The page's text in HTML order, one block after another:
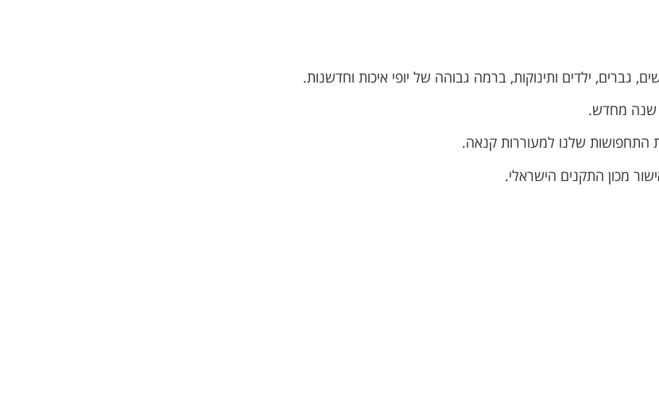
גברים, ילדים ותינוקות, ברמה גבוהה של יופי איכות וחדשנות.
שנה מחדש.
התחפושות שלנו למעוררות קנאה.
מכון התקנים הישראלי.